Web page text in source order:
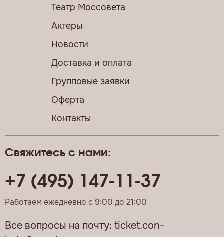
Свяжитесь с нами:
+7 (495) 147-11-37
Работаем ежедневно с 9:00 до 21:00
Все вопросы на почту: ticket.con-
Театр Моссовета
Актеры
Новости
Доставка и оплата
Групповые заявки
Оферта
Контакты